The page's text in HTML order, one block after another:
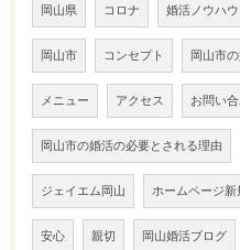
岡山県 コロナ 婚活ノウハウ
岡山市 コンセプト 岡山市
メニュー アクセス お問い
岡山市の婚活の必要とされる理由
ジェイエム岡山 ホームページ新
安心 親切 岡山婚活ブログ